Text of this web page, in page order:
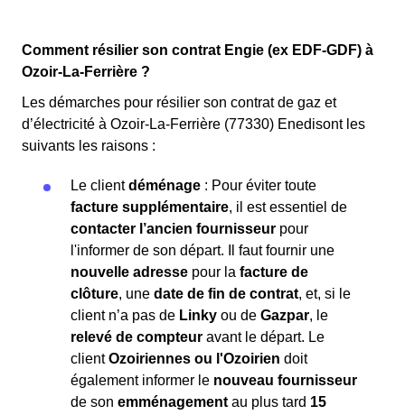
Comment résilier son contrat Engie (ex EDF-GDF) à
Ozoir-La-Ferrière ?
Les démarches pour résilier son contrat de gaz et
d’électricité à Ozoir-La-Ferrière (77330) Enedisont les
suivants les raisons :
Le clientdéménage : Pour éviter toute
facture supplémentaire, il est essentiel de
contacter l’ancien fournisseur pour
l'informer de son départ. Il faut fournir une
nouvelle adresse pour la facture de
clôture, une date de fin de contrat, et, si le
client n’a pas de Linky ou de Gazpar, le
relevé de compteur avant le départ. Le
clientOzoiriennes ou l'Ozoirien doit
également informer le nouveau fournisseur
de son emménagement au plus tard 15